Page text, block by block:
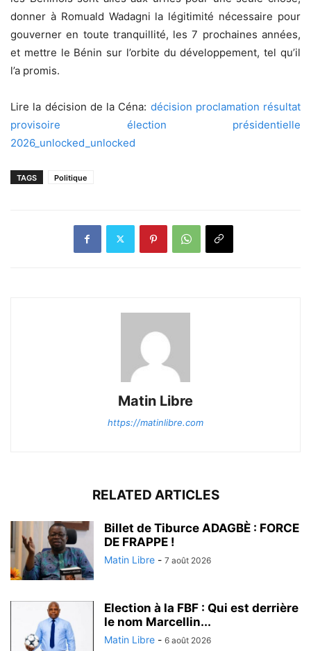
donner à Romuald Wadagni la légitimité nécessaire pour
gouverner en toute tranquillité, les 7 prochaines années,
et mettre le Bénin sur l’orbite du développement, tel qu’il
l’a promis.
Lire la décision de la Céna: décision proclamation résultat
provisoire élection présidentielle
2026_unlocked_unlocked
TAGS Politique
Matin Libre
https://matinlibre.com
RELATED ARTICLES
Billet de Tiburce ADAGBÈ : FORCE
DE FRAPPE !
Matin Libre - 7 août 2026
Election à la FBF : Qui est derrière
le nom Marcellin...
Matin Libre - 6 août 2026